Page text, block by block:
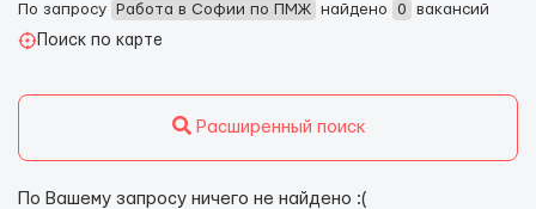
По запросу Работа в Софии по ПМЖ найдено 0
вакансий
Поиск по карте
Расширенный поиск
По Вашему запросу ничего не найдено :(